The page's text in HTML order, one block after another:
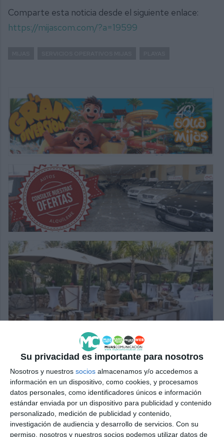
Su privacidad es importante para nosotros
Nosotros y nuestros socios almacenamos y/o accedemos a
información en un dispositivo, como cookies, y procesamos
datos personales, como identificadores únicos e información
estándar enviada por un dispositivo para publicidad y contenido
personalizado, medición de publicidad y contenido,
investigación de audiencia y desarrollo de servicios. Con su
permiso, nosotros y nuestros socios podemos utilizar datos de
Comparte esta noticia desde el siguiente enlace:
https://mijascom.com/?a=19599